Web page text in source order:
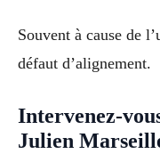
Souvent à cause de
défaut d’alignement.
Intervenez-
Julien